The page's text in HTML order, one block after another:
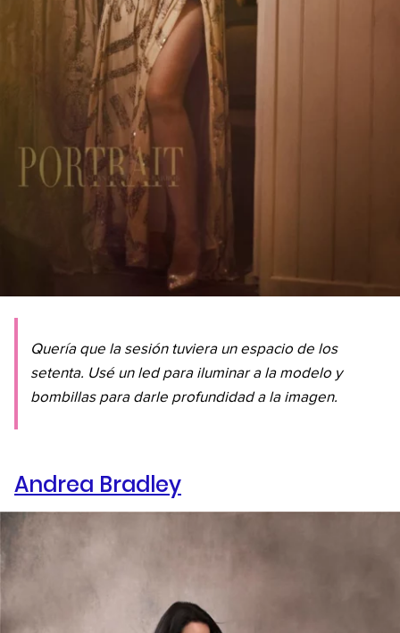
Quería que la sesión tuviera un espacio de los
setenta. Usé un led para iluminar a la modelo y
bombillas para darle profundidad a la imagen.
Andrea Bradley